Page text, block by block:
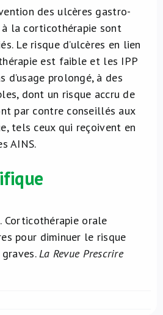
des ulcères gastro-
la corticothérapie sont
Le risque d’ulcères en lien
est faible et les IPP
d’usage prolongé, à des
dont un risque accru de
par contre conseillés aux
tels ceux qui reçoivent en
AINS.
Corticothérapie orale
pour diminuer le risque
graves.La Revue Prescrire